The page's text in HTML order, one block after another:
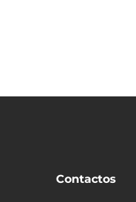
Contactos